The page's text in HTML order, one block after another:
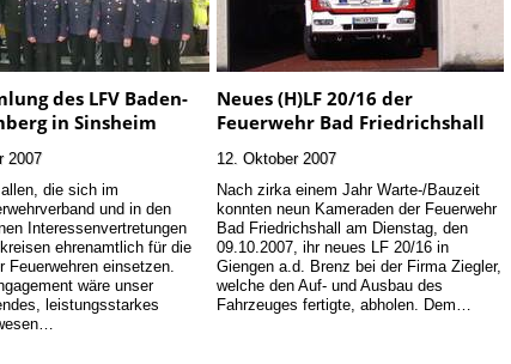
des LFV Baden-
in Sinsheim
2007
die sich im
und in den
Interessenvertretungen
ehrenamtlich für die
Feuerwehren einsetzen.
wäre unser
leistungsstarkes
Neues (H)LF 20/16 der
Feuerwehr Bad Friedrichshall
12. Oktober 2007
Nach zirka einem Jahr Warte-/Bauzeit
konnten neun Kameraden der Feuerwehr
Bad Friedrichshall am Dienstag, den
09.10.2007, ihr neues LF 20/16 in
Giengen a.d. Brenz bei der Firma Ziegler,
welche den Auf- und Ausbau des
Fahrzeuges fertigte, abholen. Dem…